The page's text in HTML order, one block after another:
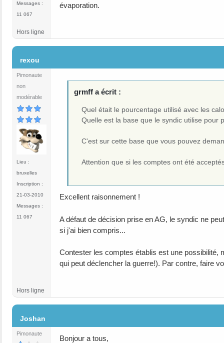
Messages :
11 067
évaporation.
Hors ligne
rexou
Pimonaute
non
modérable
Lieu :
bruxelles
Inscription :
21-03-2010
Messages :
11 067
grmff a écrit :
Quel était le pourcentage utilisé avec les
Quelle est la base que le syndic utilise pour
C'est sur cette base que vous pouvez
Attention que si les comptes ont été
Excellent raisonnement !
A défaut de décision prise en AG, le syndic ne
si j'ai bien compris...
Contester les comptes établis est une possibilité,
qui peut déclencher la guerre!). Par contre, faire
Hors ligne
Joshan
Pimonaute
Bonjour a tous,